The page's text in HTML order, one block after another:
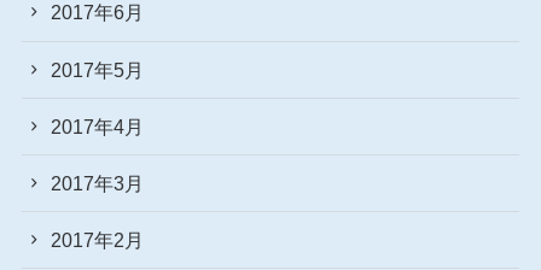
2017年6月
2017年5月
2017年4月
2017年3月
2017年2月